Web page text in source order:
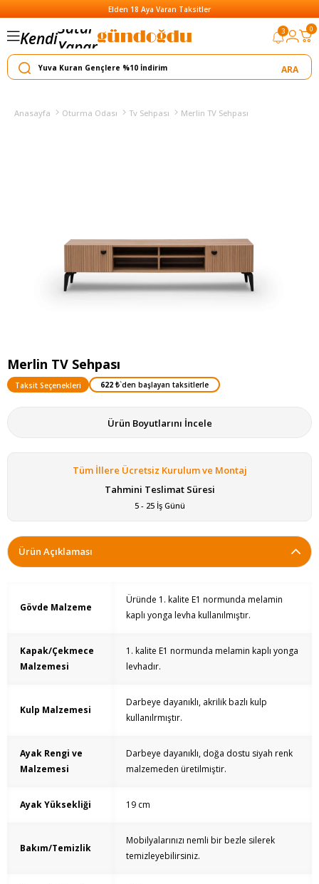
Elden 18 Aya Varan Taksitler
KendiYapar
Satar
3 0
Anasayfa Oturma Odası Tv Sehpası Merlin TV Sehpası
Merlin TV Sehpası
Taksit Seçenekleri 622 ₺`den başlayan taksitlerle
Ürün Boyutlarını İncele
Tüm İllere Ücretsiz Kurulum ve Montaj
Tahmini Teslimat Süresi
5 - 25 İş Günü
Ürün Açıklaması
Gövde Malzeme
Üründe 1. kalite E1 normunda melamin
kaplı yonga levha kullanılmıştır.
Kapak/Çekmece
Malzemesi
1. kalite E1 normunda melamin kaplı yonga
levhadır.
Kulp Malzemesi
Darbeye dayanıklı, akrilik bazlı kulp
kullanılrmıştır.
Ayak Rengi ve
Malzemesi
Darbeye dayanıklı, doğa dostu siyah renk
malzemeden üretilmiştir.
Ayak Yüksekliği 19 cm
Bakım/Temizlik
Mobilyalarınızı nemli bir bezle silerek
temizleyebilirsiniz.